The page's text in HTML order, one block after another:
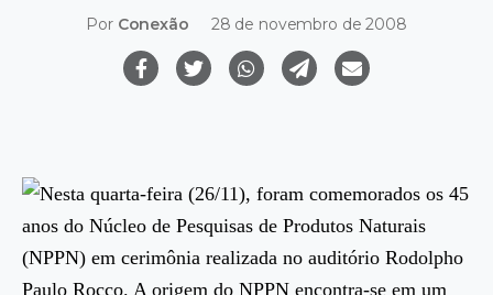
Por Conexão 28 de novembro de 2008
Nesta quarta-feira (26/11), foram comemorados os 45
anos do Núcleo de Pesquisas de Produtos Naturais
(NPPN) em cerimônia realizada no auditório Rodolpho
Paulo Rocco. A origem do NPPN encontra-se em um